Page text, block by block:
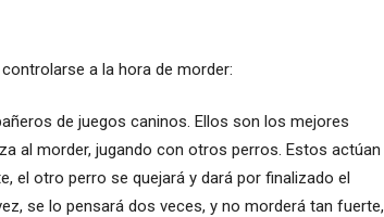
a la hora de morder:
de juegos caninos. Ellos son los mejores
al morder, jugando con otros perros. Estos actúan
el otro perro se quejará y dará por finalizado el
se lo pensará dos veces, y no morderá tan fuerte,